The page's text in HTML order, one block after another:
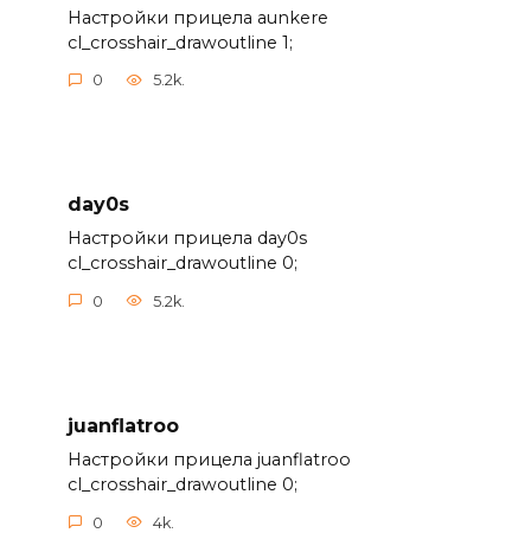
Настройки прицела aunkere
cl_crosshair_drawoutline 1;
0 5.2k.
day0s
Настройки прицела day0s
cl_crosshair_drawoutline 0;
0 5.2k.
juanflatroo
Настройки прицела juanflatroo
cl_crosshair_drawoutline 0;
0 4k.